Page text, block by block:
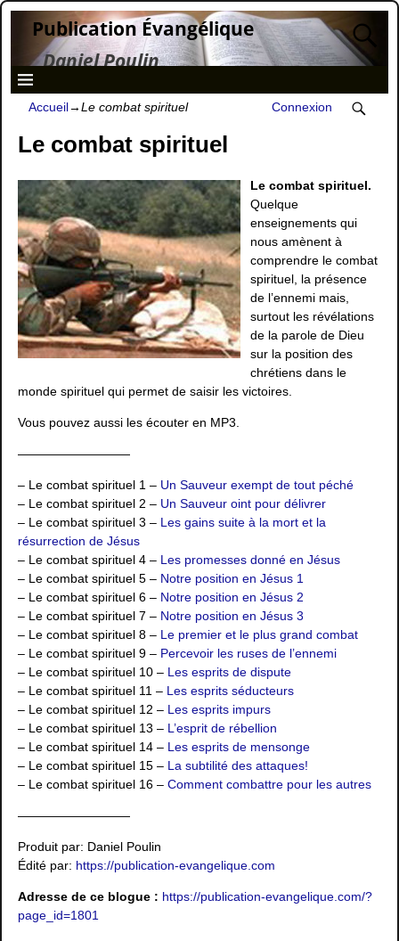
Publication Évangélique
Daniel Poulin
Accueil→Le combat spirituel Connexion
Le combat spirituel
Le combat spirituel.
Quelque
enseignements qui
nous amènent à
comprendre le combat
spirituel, la présence
de l’ennemi mais,
surtout les révélations
de la parole de Dieu
sur la position des
chrétiens dans le
monde spirituel qui permet de saisir les victoires.
Vous pouvez aussi les écouter en MP3.
—————————
– Le combat spirituel 1 – Un Sauveur exempt de tout péché
– Le combat spirituel 2 – Un Sauveur oint pour délivrer
– Le combat spirituel 3 – Les gains suite à la mort et la
résurrection de Jésus
– Le combat spirituel 4 – Les promesses donné en Jésus
– Le combat spirituel 5 – Notre position en Jésus 1
– Le combat spirituel 6 – Notre position en Jésus 2
– Le combat spirituel 7 – Notre position en Jésus 3
– Le combat spirituel 8 – Le premier et le plus grand combat
– Le combat spirituel 9 – Percevoir les ruses de l’ennemi
– Le combat spirituel 10 – Les esprits de dispute
– Le combat spirituel 11 – Les esprits séducteurs
– Le combat spirituel 12 – Les esprits impurs
– Le combat spirituel 13 – L’esprit de rébellion
– Le combat spirituel 14 – Les esprits de mensonge
– Le combat spirituel 15 – La subtilité des attaques!
– Le combat spirituel 16 –Comment combattre pour les autres
—————————
Produit par: Daniel Poulin
Édité par: https://publication-evangelique.com
Adresse de ce blogue : https://publication-evangelique.com/?
page_id=1801